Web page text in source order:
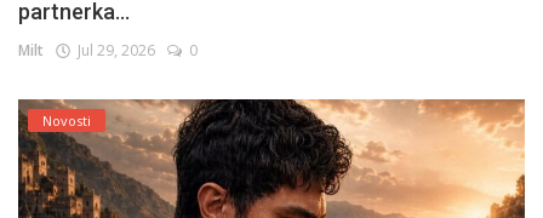
partnerka...
Milt Jul 29, 2026 0
Novosti